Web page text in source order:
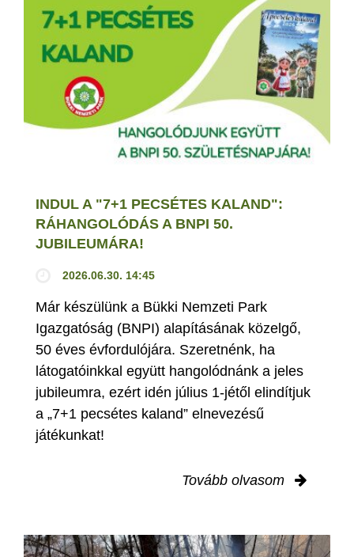
INDUL A "7+1 PECSÉTES KALAND":
RÁHANGOLÓDÁS A BNPI 50.
JUBILEUMÁRA!
2026.06.30. 14:45
Már készülünk a Bükki Nemzeti Park
Igazgatóság (BNPI) alapításának közelgő,
50 éves évfordulójára. Szeretnénk, ha
látogatóinkkal együtt hangolódnánk a jeles
jubileumra, ezért idén július 1-jétől elindítjuk
a „7+1 pecsétes kaland” elnevezésű
játékunkat!
Tovább olvasom